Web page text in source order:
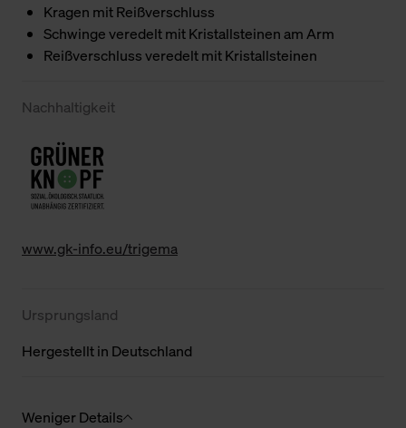
Kragen mit Reißverschluss
Schwinge veredelt mit Kristallsteinen am Arm
Reißverschluss veredelt mit Kristallsteinen
Nachhaltigkeit
www.gk-info.eu/trigema
Ursprungsland
Hergestellt in Deutschland
Weniger Details